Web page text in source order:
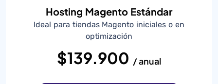
Hosting Magento Estándar
Ideal para tiendas Magento iniciales o en
optimización
$139.900 / anual